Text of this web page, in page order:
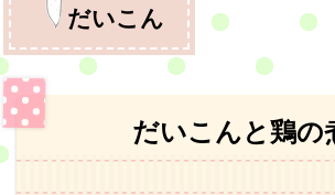
だいこん
だいこんと鶏の